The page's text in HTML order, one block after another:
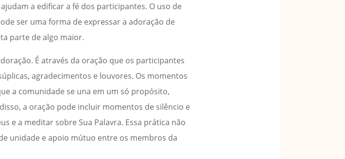
a edificar a fé dos participantes. O uso de
ser uma forma de expressar a adoração de
parte de algo maior.
É através da oração que os participantes
agradecimentos e louvores. Os momentos
a comunidade se una em um só propósito,
a oração pode incluir momentos de silêncio e
e a meditar sobre Sua Palavra. Essa prática não
unidade e apoio mútuo entre os membros da